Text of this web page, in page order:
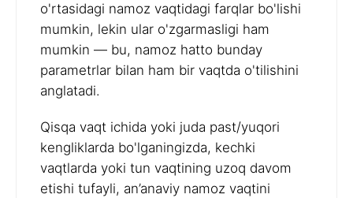
o'rtasidagi namoz vaqtidagi farqlar bo'lishi
mumkin, lekin ular o'zgarmasligi ham
mumkin — bu, namoz hatto bunday
parametrlar bilan ham bir vaqtda o'tilishini
anglatadi.
Qisqa vaqt ichida yoki juda past/yuqori
kengliklarda bo'lganingizda, kechki
vaqtlarda yoki tun vaqtining uzoq davom
etishi tufayli, an’anaviy namoz vaqtini